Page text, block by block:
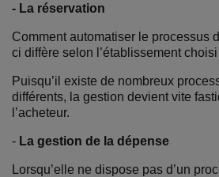
- La réservation
Comment automatiser le processus
ci diffère selon l’établissement
Puisqu’il existe de nombreux
différents, la gestion devient vite
l’acheteur.
- La gestion de la dépense
Lorsqu’elle ne dispose pas d’un